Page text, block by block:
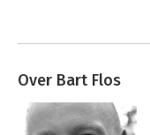
Over Bart Flos